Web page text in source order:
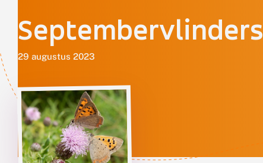
Septembervlinders
29 augustus 2023